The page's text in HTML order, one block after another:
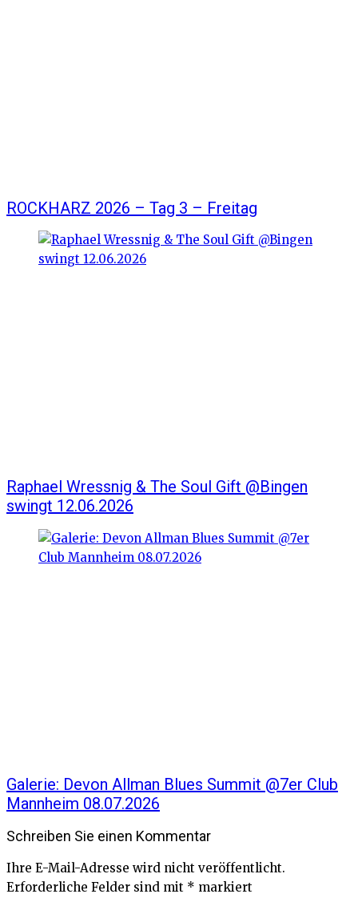
ROCKHARZ 2026 – Tag 3 – Freitag
Raphael Wressnig & The Soul Gift @Bingen
swingt 12.06.2026
Galerie: Devon Allman Blues Summit @7er Club
Mannheim 08.07.2026
Schreiben Sie einen Kommentar
Ihre E-Mail-Adresse wird nicht veröffentlicht.
Erforderliche Felder sind mit * markiert